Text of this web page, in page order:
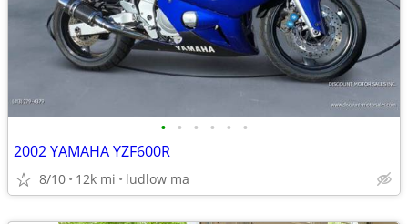
• • • • • •
2002 YAMAHA YZF600R
8/10 12k mi ludlow ma